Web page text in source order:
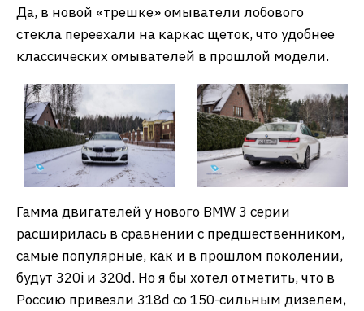
Да, в новой «трешке» омыватели лобового
стекла переехали на каркас щеток, что удобнее
классических омывателей в прошлой модели.
Гамма двигателей у нового BMW 3 серии
расширилась в сравнении с предшественником,
самые популярные, как и в прошлом поколении,
будут 320i и 320d. Но я бы хотел отметить, что в
Россию привезли 318d со 150-сильным дизелем,